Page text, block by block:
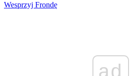
Wesprzyj Frondę
ad